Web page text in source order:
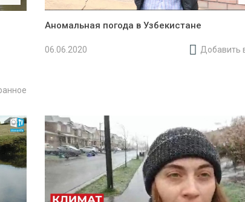
Аномальная погода в Узбекистане
06.06.2020 Добавить